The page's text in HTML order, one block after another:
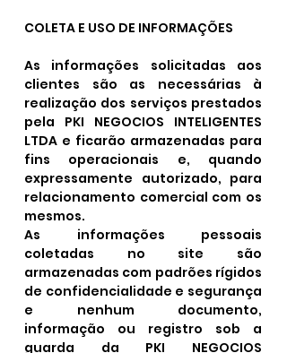
COLETA E USO DE INFORMAÇÕES
As informações solicitadas aos
clientes são as necessárias à
realização dos serviços prestados
pela PKI NEGOCIOS INTELIGENTES
LTDA e ficarão armazenadas para
fins operacionais e, quando
expressamente autorizado, para
relacionamento comercial com os
mesmos.
As informações pessoais
coletadas no site são
armazenadas com padrões rígidos
de confidencialidade e segurança
e nenhum documento,
informação ou registro sob a
guarda da PKI NEGOCIOS